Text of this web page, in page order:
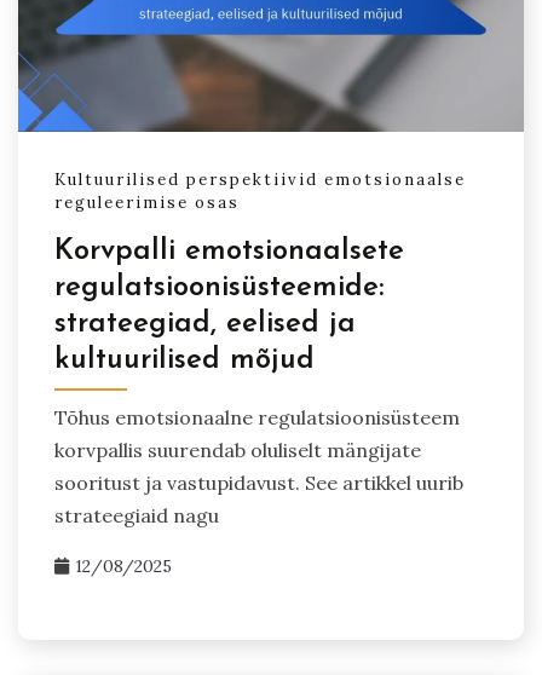
Kultuurilised perspektiivid emotsionaalse
reguleerimise osas
Korvpalli emotsionaalsete
regulatsioonisüsteemide:
strateegiad, eelised ja
kultuurilised mõjud
Tõhus emotsionaalne regulatsioonisüsteem
korvpallis suurendab oluliselt mängijate
sooritust ja vastupidavust. See artikkel uurib
strateegiaid nagu
12/08/2025